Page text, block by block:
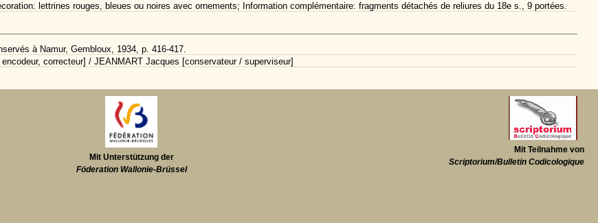
lettrines rouges, bleues ou noires avec ornements; Information complémentaire: fragments détachés de reliures du 18e s., 9 portées.
à Namur, Gembloux, 1934, p. 416-417.
correcteur] / JEANMART Jacques [conservateur / superviseur]
Mit Unterstützung der
Föderation Wallonie-Brüssel
Mit Teilnahme von
Scriptorium/Bulletin Codicologique